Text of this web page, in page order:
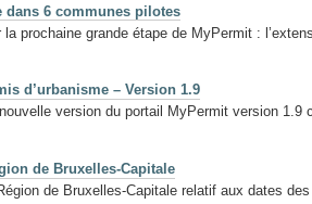
6 communes pilotes
la prochaine grande étape de MyPermit :
d’urbanisme – Version 1.9
version du portail MyPermit version 1.9
de Bruxelles-Capitale
de Bruxelles-Capitale relatif aux dates